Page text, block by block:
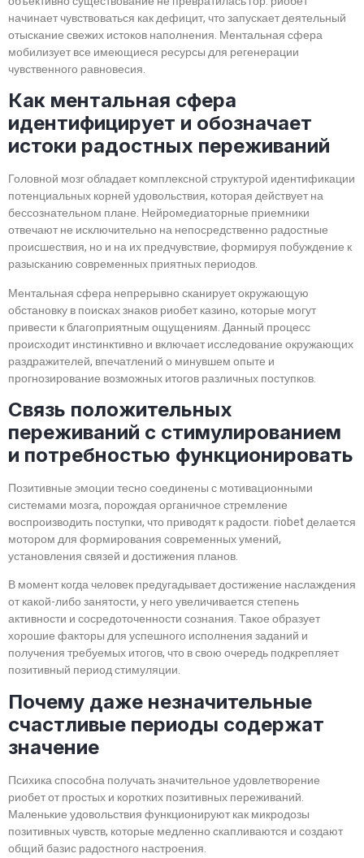
начинает чувствоваться как дефицит, что запускает деятельный
отыскание свежих истоков наполнения. Ментальная сфера
мобилизует все имеющиеся ресурсы для регенерации
чувственного равновесия.
Как ментальная сфера
идентифицирует и обозначает
истоки радостных переживаний
Головной мозг обладает комплексной структурой идентификации
потенциальных корней удовольствия, которая действует на
бессознательном плане. Нейромедиаторные приемники
отвечают не исключительно на непосредственно радостные
происшествия, но и на их предчувствие, формируя побуждение к
разысканию современных приятных периодов.
Ментальная сфера непрерывно сканирует окружающую
обстановку в поисках знаков риобет казино, которые могут
привести к благоприятным ощущениям. Данный процесс
происходит инстинктивно и включает исследование окружающих
раздражителей, впечатлений о минувшем опыте и
прогнозирование возможных итогов различных поступков.
Связь положительных
переживаний с стимулированием
и потребностью функционировать
Позитивные эмоции тесно соединены с мотивационными
системами мозга, порождая органичное стремление
воспроизводить поступки, что приводят к радости. riobet делается
мотором для формирования современных умений,
установления связей и достижения планов.
В момент когда человек предугадывает достижение наслаждения
от какой-либо занятости, у него увеличивается степень
активности и сосредоточенности сознания. Такое образует
хорошие факторы для успешного исполнения заданий и
получения требуемых итогов, что в свою очередь подкрепляет
позитивный период стимуляции.
Почему даже незначительные
счастливые периоды содержат
значение
Психика способна получать значительное удовлетворение
риобет от простых и коротких позитивных переживаний.
Маленькие удовольствия функционируют как микродозы
позитивных чувств, которые медленно скапливаются и создают
общий базис радостного настроения.